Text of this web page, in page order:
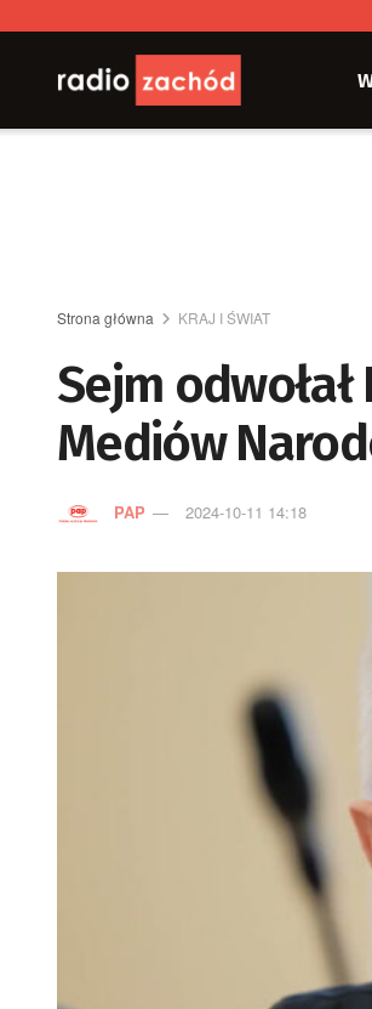
Strona główna KRAJ I ŚWIAT
Sejm
Mediów
PAP 2024-10-11 14:18